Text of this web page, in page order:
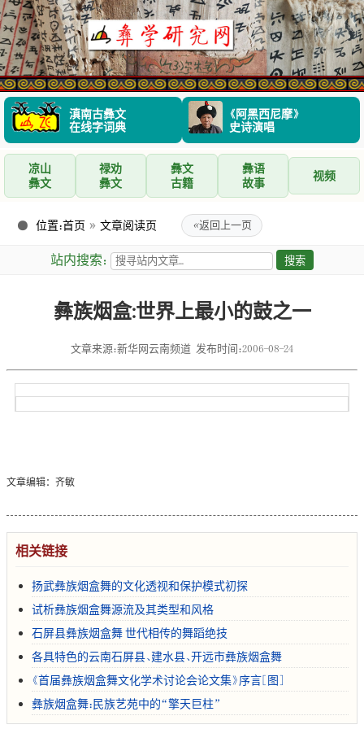
滇南古彝文
在线字词典
《阿黑西尼摩》
史诗演唱
凉山
彝文
禄劝
彝文
彝文
古籍
彝语
故事
视频
位置：首页 » 文章阅读页 «返回上一页
站内搜索：
彝族烟盒:世界上最小的鼓之一
文章来源：新华网云南频道 发布时间：2006-08-24
的“云南石屏彝族烟盒舞”成为首批国家级非物质文化遗
产。石屏县是“烟盒舞”的故乡，千百年来，烟盒舞已在滇南地
行伴奏，翩翩起舞。“烟盒”是抽烟的人用来装烟丝的一种盒
子，呈圆形，直径约9cm，高约5cm，可分可合，分开时高约4.2-
4.5cm，有关专家认为是目前世界上最小的鼓之一。平时用来
装烟丝，舞蹈时，将雌雄两半分开来，抖去烟丝，左右手各扣上
一个，用中指卡住外壳，食指与大母指配合在盒内敲击，烟盒
便发出清脆的“哒哒”声，以代替传统的伴奏乐器——鼓，节
奏可快可慢，配上灵活多变的舞步，边唱边跳，民族韵味极其
文章编辑：齐敏
相关链接
扬武彝族烟盒舞的文化透视和保护模式初探
试析彝族烟盒舞源流及其类型和风格
石屏县彝族烟盒舞 世代相传的舞蹈绝技
各具特色的云南石屏县、建水县、开远市彝族烟盒舞
《首届彝族烟盒舞文化学术讨论会论文集》序言[图]
彝族烟盒舞：民族艺苑中的“擎天巨柱”